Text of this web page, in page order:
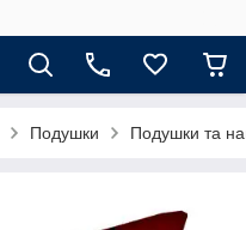
Подушки Подушки та